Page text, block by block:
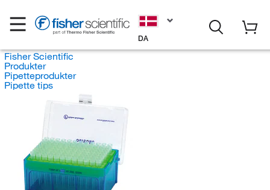
DA
Fisher Scientific
Produkter
Pipetteprodukter
Pipette tips